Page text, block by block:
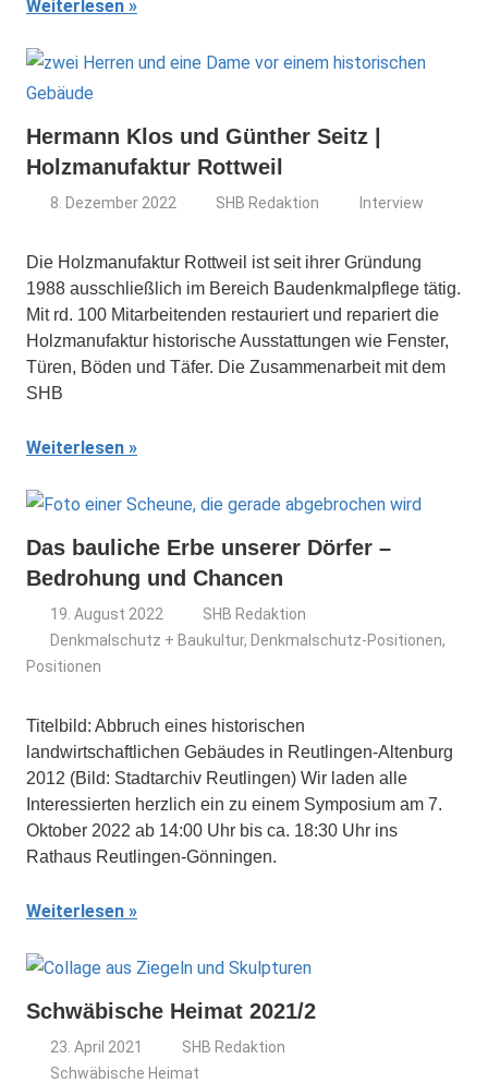
Weiterlesen
Hermann Klos und Günther Seitz |
Holzmanufaktur Rottweil
8. Dezember 2022 SHB Redaktion Interview
Die Holzmanufaktur Rottweil ist seit ihrer Gründung
1988 ausschließlich im Bereich Baudenkmalpflege tätig.
Mit rd. 100 Mitarbeitenden restauriert und repariert die
Holzmanufaktur historische Ausstattungen wie Fenster,
Türen, Böden und Täfer. Die Zusammenarbeit mit dem
SHB
Weiterlesen
Das bauliche Erbe unserer Dörfer –
Bedrohung und Chancen
19. August 2022
SHB Redaktion
Denkmalschutz + Baukultur, Denkmalschutz-Positionen,
Positionen
Titelbild: Abbruch eines historischen
landwirtschaftlichen Gebäudes in Reutlingen-Altenburg
2012 (Bild: Stadtarchiv Reutlingen) Wir laden alle
Interessierten herzlich ein zu einem Symposium am 7.
Oktober 2022 ab 14:00 Uhr bis ca. 18:30 Uhr ins
Rathaus Reutlingen-Gönningen.
Weiterlesen
Schwäbische Heimat 2021/2
23. April 2021
SHB Redaktion
Schwäbische Heimat